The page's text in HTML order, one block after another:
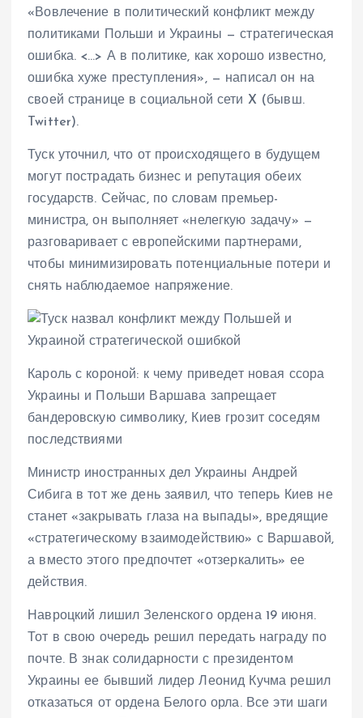
«Вовлечение в политический конфликт между
политиками Польши и Украины — стратегическая
ошибка. <…> А в политике, как хорошо известно,
ошибка хуже преступления», — написал он на
своей странице в социальной сети X (бывш.
Twitter).
Туск уточнил, что от происходящего в будущем
могут пострадать бизнес и репутация обеих
государств. Сейчас, по словам премьер-
министра, он выполняет «нелегкую задачу» —
разговаривает с европейскими партнерами,
чтобы минимизировать потенциальные потери и
снять наблюдаемое напряжение.
Кароль с короной: к чему приведет новая ссора
Украины и Польши Варшава запрещает
бандеровскую символику, Киев грозит соседям
последствиями
Министр иностранных дел Украины Андрей
Сибига в тот же день заявил, что теперь Киев не
станет «закрывать глаза на выпады», вредящие
«стратегическому взаимодействию» с Варшавой,
а вместо этого предпочтет «отзеркалить» ее
действия.
Навроцкий лишил Зеленского ордена 19 июня.
Тот в свою очередь решил передать награду по
почте. В знак солидарности с президентом
Украины ее бывший лидер Леонид Кучма решил
отказаться от ордена Белого орла. Все эти шаги